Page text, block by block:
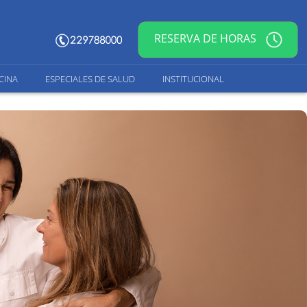
RESERVA DE HORAS
ESPECIALES DE SALUD INSTITUCIONAL